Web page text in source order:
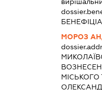
МОРОЗ
МІСЬКОГО